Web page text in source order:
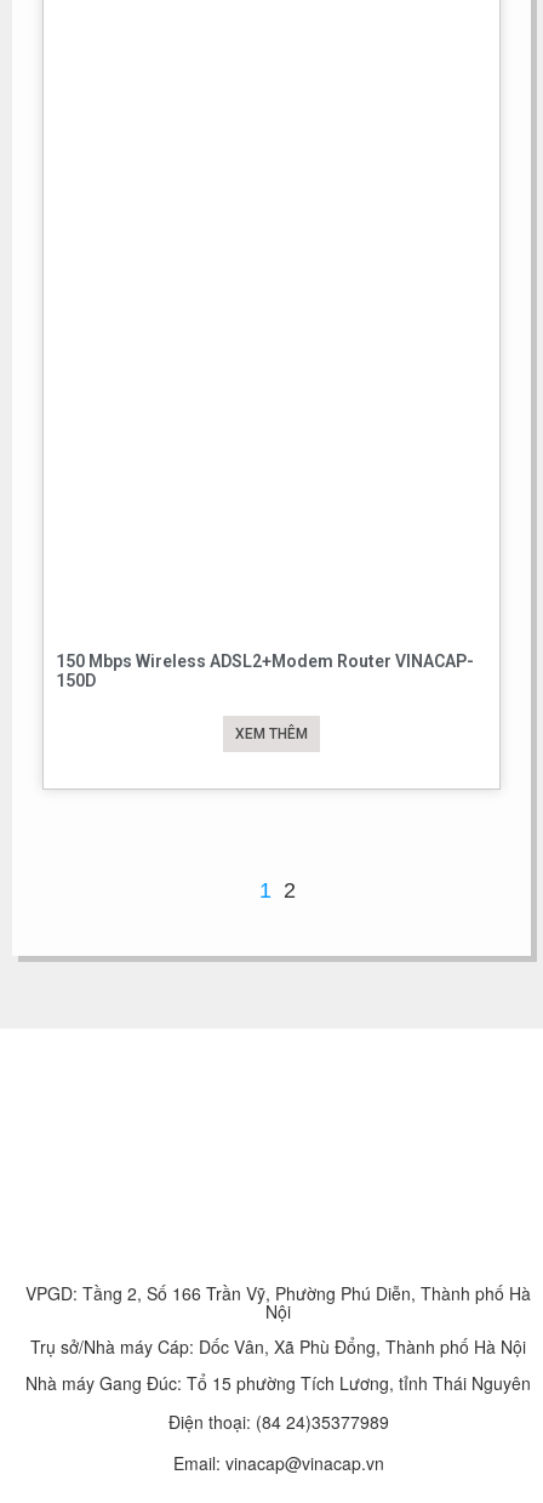
150 Mbps Wireless ADSL2+Modem Router VINACAP-
150D
XEM THÊM
1 2
VPGD: Tầng 2, Số 166 Trần Vỹ, Phường Phú Diễn, Thành phố Hà
Nội
Trụ sở/Nhà máy Cáp: Dốc Vân, Xã Phù Đổng, Thành phố Hà Nội
Nhà máy Gang Đúc: Tổ 15 phường Tích Lương, tỉnh Thái Nguyên
Điện thoại: (84 24)35377989
Email: vinacap@vinacap.vn